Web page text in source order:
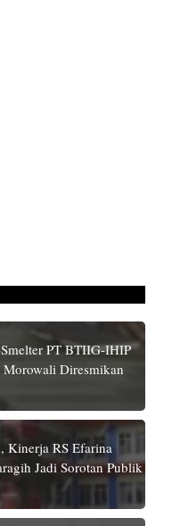
PT BTIIG-IHIP
Diresmikan
Kinerja RS Efarina
Jadi Sorotan Publik